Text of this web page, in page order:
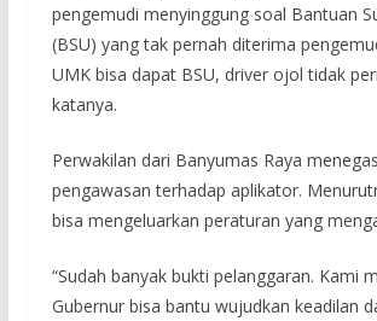
pengemudi menyinggung soal Bantuan
(BSU) yang tak pernah diterima
UMK bisa dapat BSU, driver ojol tidak
katanya.
Perwakilan dari Banyumas Raya
pengawasan terhadap aplikator.
bisa mengeluarkan peraturan yang
“Sudah banyak bukti pelanggaran. Kami
Gubernur bisa bantu wujudkan keadilan